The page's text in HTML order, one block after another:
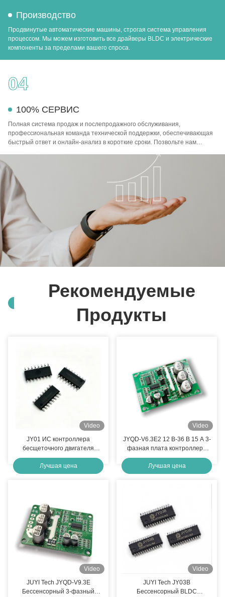
Производство
Продвинутые автоматические машины, строгая система управления
процессом. Мы можем изготовить все драйверы BLDC и электрические
компоненты за пределами вашего спроса.
04
100% СЕРВИС
Полная система продаж и послепродажного обслуживания,
профессиональная команда технической поддержки, обеспечивающая
быстрый ответ и онлайн-анализ в короткие сроки. Позвольте нам
Рекомендуемые
Продукты
Video
JY01 ИС контроллера
бесщеточного двигателя
постоянного тока | Чип
драйвера двигателя BLDC с
двойным Холлом и без
высокоэффективная ИС
управления двигателем
Лучшая цена
Video
JYQD-V6.3E2 12 В-36 В 15 А 3-
фазная плата контроллера
двигателя BLDC |
Высокоэффективный
бессенсорный бесщеточный
вентиляторов, насосов и
приводов
Лучшая цена
Video
JUYI Tech JYQD-V9.3E
Бессенсорный 3-фазный
Video
JUYI Tech JY03B
Бессенсорный BLDC